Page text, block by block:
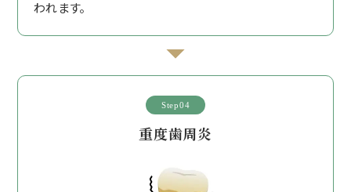
われます。
Step04
重度歯周炎